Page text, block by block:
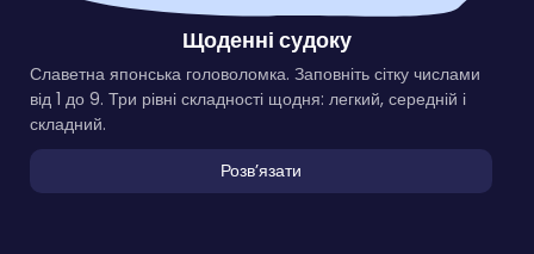
Щоденні судоку
Славетна японська головоломка. Заповніть сітку числами
від 1 до 9. Три рівні складності щодня: легкий, середній і
складний.
Розвʼязати